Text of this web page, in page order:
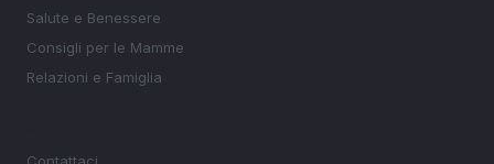
Salute e Benessere
Consigli per le Mamme
Relazioni e Famiglia